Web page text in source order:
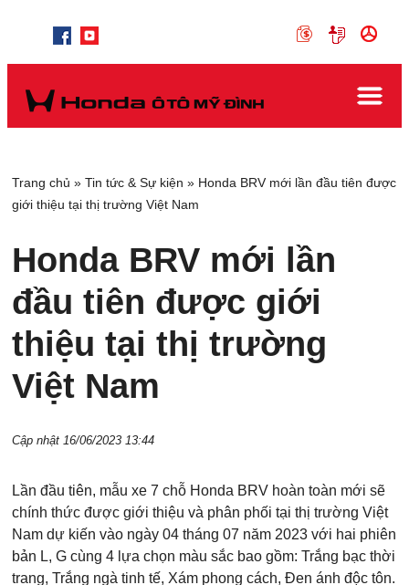
Trang chủ » Tin tức & Sự kiện » Honda BRV mới lần đầu tiên được
giới thiệu tại thị trường Việt Nam
Honda BRV mới lần
đầu tiên được giới
thiệu tại thị trường
Việt Nam
Cập nhật 16/06/2023 13:44
Lần đầu tiên, mẫu xe 7 chỗ Honda BRV hoàn toàn mới sẽ
chính thức được giới thiệu và phân phối tại thị trường Việt
Nam dự kiến vào ngày 04 tháng 07 năm 2023 với hai phiên
bản L, G cùng 4 lựa chọn màu sắc bao gồm: Trắng bạc thời
trang, Trắng ngà tinh tế, Xám phong cách, Đen ánh độc tôn.